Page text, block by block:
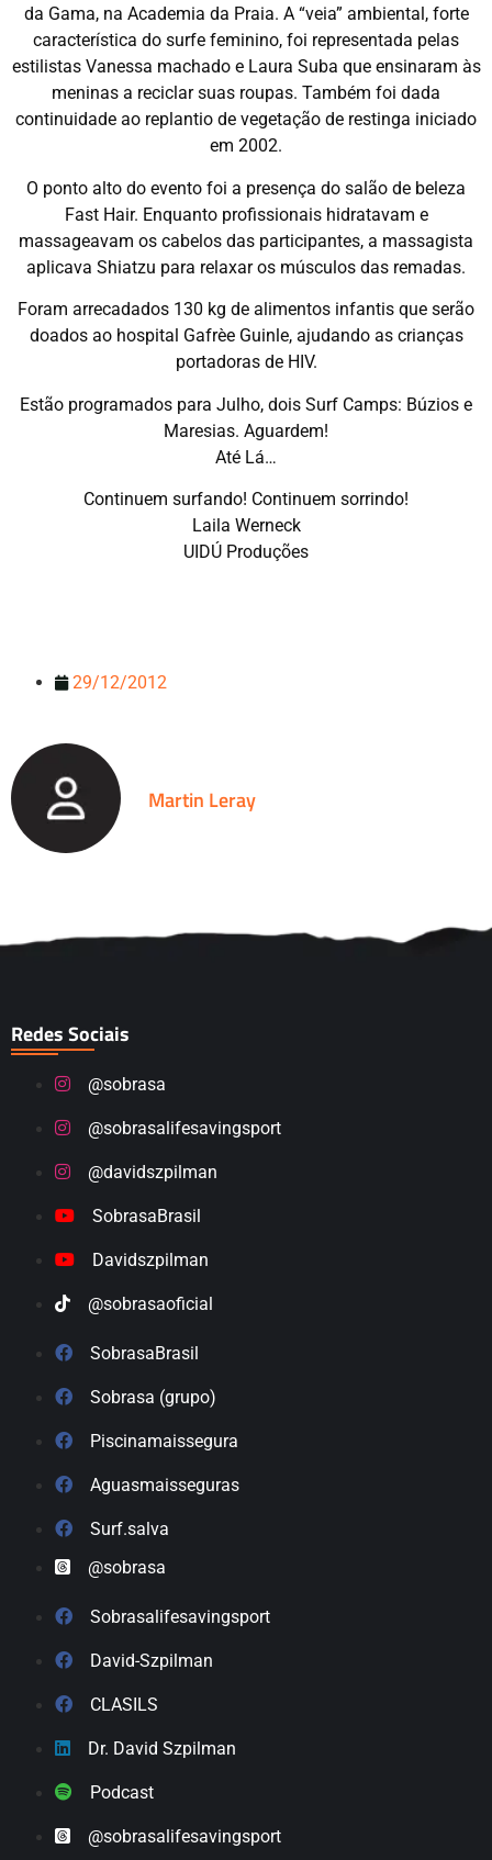
da Gama, na Academia da Praia. A “veia” ambiental, forte
característica do surfe feminino, foi representada pelas
estilistas Vanessa machado e Laura Suba que ensinaram às
meninas a reciclar suas roupas. Também foi dada
continuidade ao replantio de vegetação de restinga iniciado
em 2002.
O ponto alto do evento foi a presença do salão de beleza
Fast Hair. Enquanto profissionais hidratavam e
massageavam os cabelos das participantes, a massagista
aplicava Shiatzu para relaxar os músculos das remadas.
Foram arrecadados 130 kg de alimentos infantis que serão
doados ao hospital Gafrèe Guinle, ajudando as crianças
portadoras de HIV.
Estão programados para Julho, dois Surf Camps: Búzios e
Maresias. Aguardem!
Até Lá…
Continuem surfando! Continuem sorrindo!
Laila Werneck
UIDÚ Produções
29/12/2012
Martin Leray
Redes Sociais
@sobrasa
@sobrasalifesavingsport
@davidszpilman
SobrasaBrasil
Davidszpilman
@sobrasaoficial
SobrasaBrasil
Sobrasa (grupo)
Piscinamaissegura
Aguasmaisseguras
Surf.salva
@sobrasa
Sobrasalifesavingsport
David-Szpilman
CLASILS
Dr. David Szpilman
Podcast
@sobrasalifesavingsport